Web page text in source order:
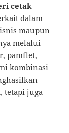
cetak
dalam
maupun
melalui
pamflet,
kombinasi
tetapi juga